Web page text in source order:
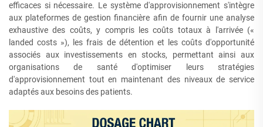
efficaces si nécessaire. Le système d'approvisionnement s'intègre
aux plateformes de gestion financière afin de fournir une analyse
exhaustive des coûts, y compris les coûts totaux à l'arrivée («
landed costs »), les frais de détention et les coûts d'opportunité
associés aux investissements en stocks, permettant ainsi aux
organisations de santé d'optimiser leurs stratégies
d'approvisionnement tout en maintenant des niveaux de service
adaptés aux besoins des patients.